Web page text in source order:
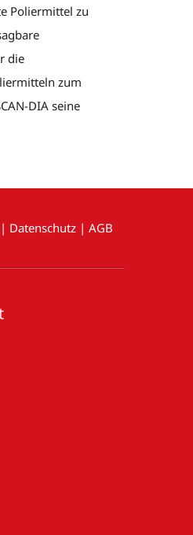
Poliermittel zu
die
zum
DIA seine
| Datenschutz | AGB